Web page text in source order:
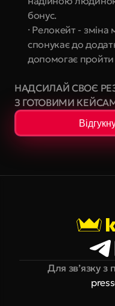
бонус.
· Релокейт -
спонукає до
допомогає пройти
НАДСИЛАЙ СВОЄ
З ГОТОВИМИ
Для зв’язку